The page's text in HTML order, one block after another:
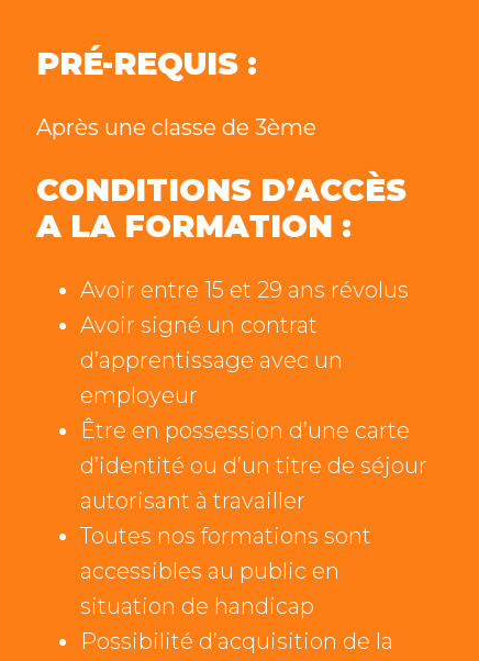
PRÉ-REQUIS :
Après une classe de 3ème
CONDITIONS D’ACCÈS
A LA FORMATION :
Avoir entre 15 et 29 ans révolus
Avoir signé un contrat
d’apprentissage avec un
employeur
Être en possession d’une carte
d’identité ou d’un titre de séjour
autorisant à travailler
Toutes nos formations sont
accessibles au public en
situation de handicap
Possibilité d’acquisition de la